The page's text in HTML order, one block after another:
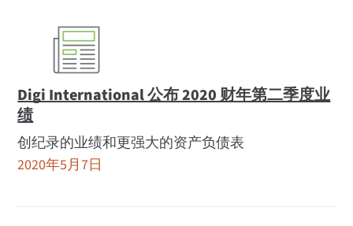
Digi International 公布 2020 财年第二季度业
绩
创纪录的业绩和更强大的资产负债表
2020年5月7日